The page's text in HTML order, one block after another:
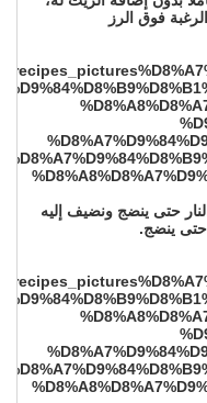
فوق الرز
حتى ينضج ونضيف إليه
حتى ينضج.